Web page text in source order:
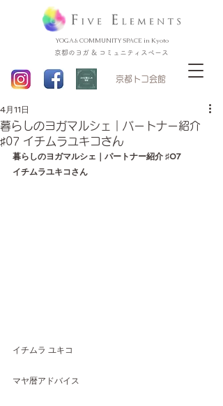
YOGA & COMMUNITY SPACE in Kyoto
​京都トコ会館
京都のヨガ & コミュニティスペース
暮らしのヨガマルシェ｜パートナー紹介
♯07 イチムラユキコさん
4月11日
暮らしのヨガマルシェ｜パートナー紹介 ♯07
イチムラユキコさん
イチムラ ユキコ
マヤ暦アドバイス